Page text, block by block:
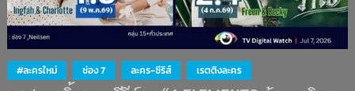
#ละครใหม่ ช่อง 7 ละคร-ซีรีส์ เรตติงละคร